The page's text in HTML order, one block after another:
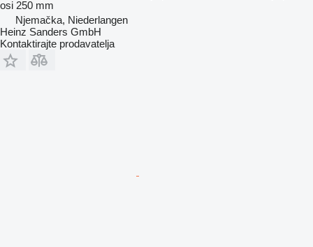
osi 250 mm
Njemačka, Niederlangen
Heinz Sanders GmbH
Kontaktirajte prodavatelja